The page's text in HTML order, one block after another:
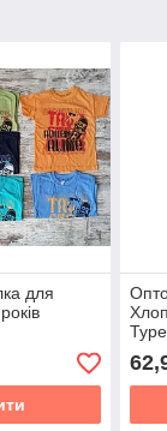
для